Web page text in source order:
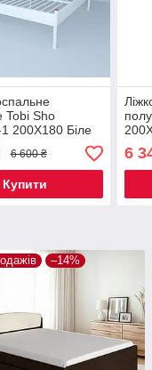
Tobi Sho
200Х180 Біле
6 600 ₴
Купити
6
–14%